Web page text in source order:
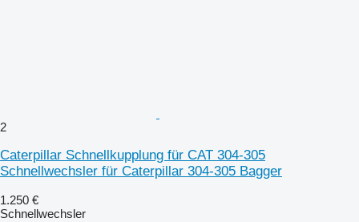
2
Caterpillar Schnellkupplung für CAT 304-305
Schnellwechsler für Caterpillar 304-305 Bagger
1.250 €
Schnellwechsler